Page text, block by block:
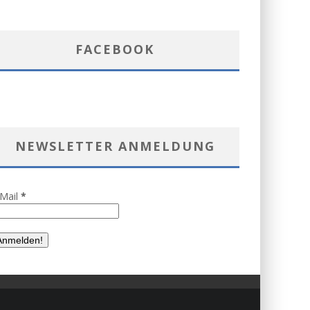
FACEBOOK
NEWSLETTER ANMELDUNG
*